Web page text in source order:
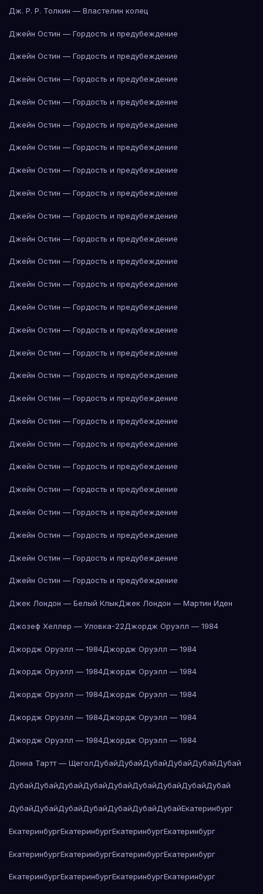
Дж. Р. Р. Толкин — Властелин колец
Джейн Остин — Гордость и предубеждение
Джейн Остин — Гордость и предубеждение
Джейн Остин — Гордость и предубеждение
Джейн Остин — Гордость и предубеждение
Джейн Остин — Гордость и предубеждение
Джейн Остин — Гордость и предубеждение
Джейн Остин — Гордость и предубеждение
Джейн Остин — Гордость и предубеждение
Джейн Остин — Гордость и предубеждение
Джейн Остин — Гордость и предубеждение
Джейн Остин — Гордость и предубеждение
Джейн Остин — Гордость и предубеждение
Джейн Остин — Гордость и предубеждение
Джейн Остин — Гордость и предубеждение
Джейн Остин — Гордость и предубеждение
Джейн Остин — Гордость и предубеждение
Джейн Остин — Гордость и предубеждение
Джейн Остин — Гордость и предубеждение
Джейн Остин — Гордость и предубеждение
Джейн Остин — Гордость и предубеждение
Джейн Остин — Гордость и предубеждение
Джейн Остин — Гордость и предубеждение
Джейн Остин — Гордость и предубеждение
Джейн Остин — Гордость и предубеждение
Джейн Остин — Гордость и предубеждение
Джек Лондон — Белый КлыкДжек Лондон — Мартин Иден
Джозеф Хеллер — Уловка-22Джордж Оруэлл — 1984
Джордж Оруэлл — 1984Джордж Оруэлл — 1984
Джордж Оруэлл — 1984Джордж Оруэлл — 1984
Джордж Оруэлл — 1984Джордж Оруэлл — 1984
Джордж Оруэлл — 1984Джордж Оруэлл — 1984
Джордж Оруэлл — 1984Джордж Оруэлл — 1984
Донна Тартт — ЩеголДубайДубайДубайДубайДубайДубай
ДубайДубайДубайДубайДубайДубайДубайДубайДубай
ДубайДубайДубайДубайДубайДубайДубайЕкатеринбург
ЕкатеринбургЕкатеринбургЕкатеринбургЕкатеринбург
ЕкатеринбургЕкатеринбургЕкатеринбургЕкатеринбург
ЕкатеринбургЕкатеринбургЕкатеринбургЕкатеринбург